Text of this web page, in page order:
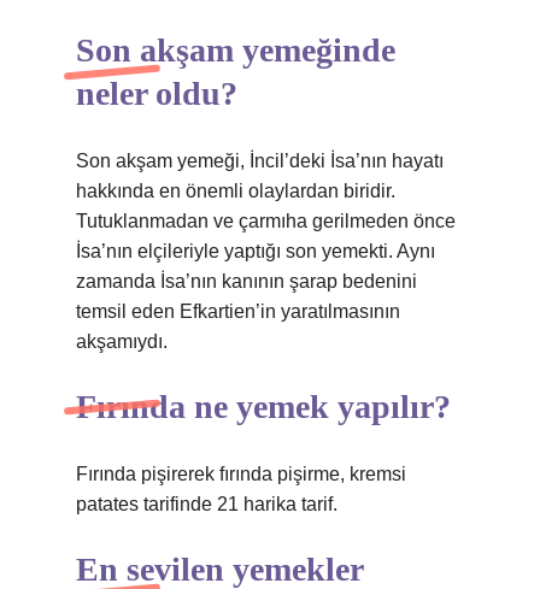
Son akşam yemeğinde
neler oldu?
Son akşam yemeği, İncil’deki İsa’nın hayatı
hakkında en önemli olaylardan biridir.
Tutuklanmadan ve çarmıha gerilmeden önce
İsa’nın elçileriyle yaptığı son yemekti. Aynı
zamanda İsa’nın kanının şarap bedenini
temsil eden Efkartien’in yaratılmasının
akşamıydı.
Fırında ne yemek yapılır?
Fırında pişirerek fırında pişirme, kremsi
patates tarifinde 21 harika tarif.
En sevilen yemekler